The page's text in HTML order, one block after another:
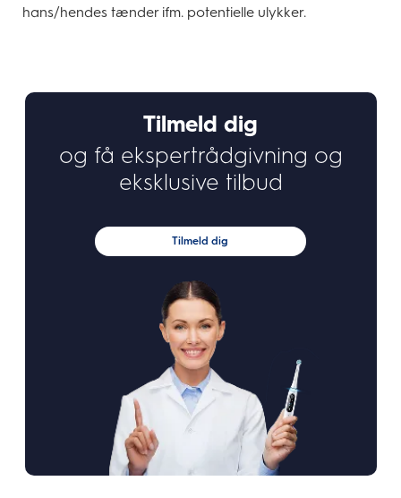
hans/hendes tænder ifm. potentielle ulykker.
Tilmeld dig
og få ekspertrådgivning og
eksklusive tilbud
Tilmeld dig